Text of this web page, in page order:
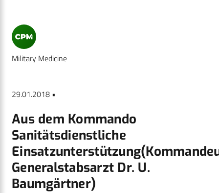
Military Medicine
29.01.2018 •
Aus dem Kommando
Sanitätsdienstliche
Generalstabsarzt Dr. U.
Baumgärtner)